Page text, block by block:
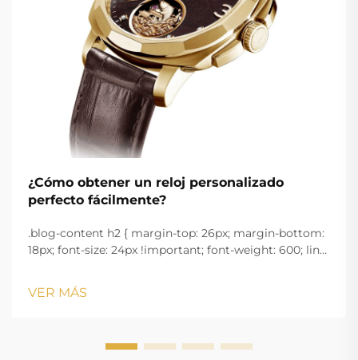
¿Cómo obtener un reloj personalizado
perfecto fácilmente?
.blog-content h2 { margin-top: 26px; margin-bottom:
18px; font-size: 24px !important; font-weight: 600; line-
margin-bottom: 18px; font-size: 20px !important; font-
w...
VER MÁS